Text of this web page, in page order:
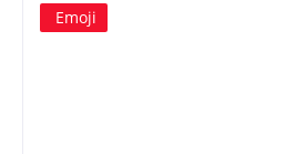
Emoji